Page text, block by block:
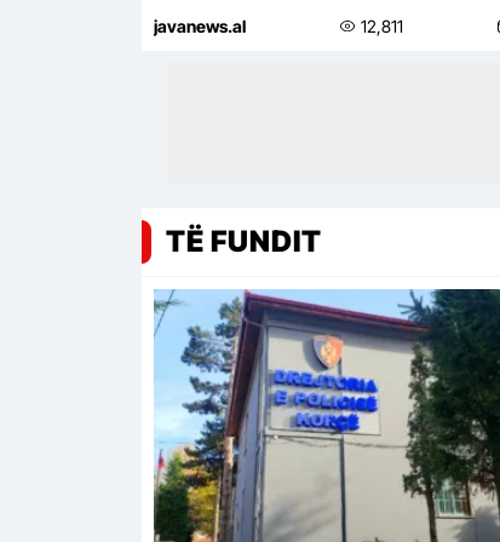
hektarë
javanews.al 12,811
TË FUNDIT